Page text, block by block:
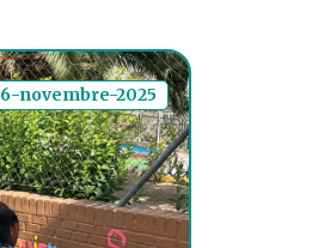
6-novembre-2025